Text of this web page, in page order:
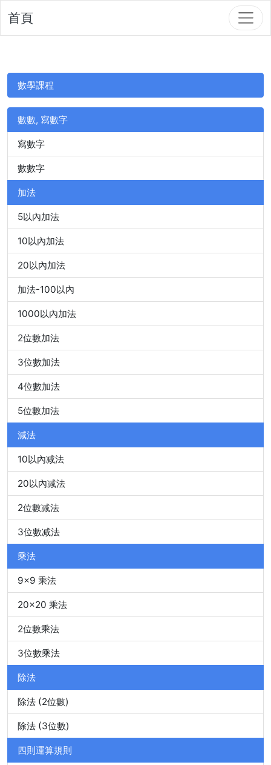
首頁
數學課程
數數, 寫數字
寫數字
數數字
加法
5以內加法
10以內加法
20以內加法
加法-100以內
1000以內加法
2位數加法
3位數加法
4位數加法
5位數加法
減法
10以內减法
20以內减法
2位數减法
3位數减法
乘法
9x9 乘法
20x20 乘法
2位數乘法
3位數乘法
除法
除法 (2位數)
除法 (3位數)
四則運算規則